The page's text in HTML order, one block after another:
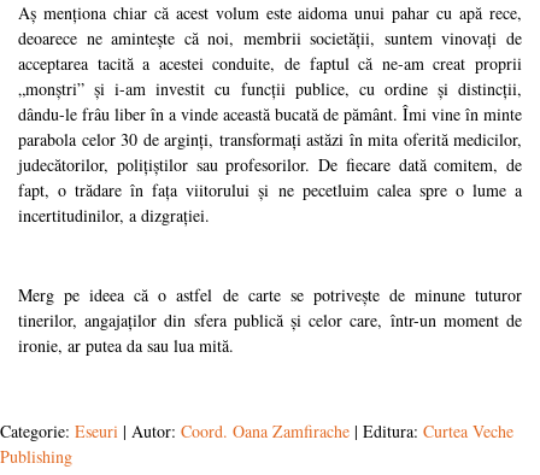
Aș menționa chiar că acest volum este aidoma unui pahar cu apă rece,
deoarece ne amintește că noi, membrii societății, suntem vinovați de
acceptarea tacită a acestei conduite, de faptul că ne-am creat proprii
„monștri” și i-am investit cu funcții publice, cu ordine și distincții,
dându-le frâu liber în a vinde această bucată de pământ. Îmi vine în minte
parabola celor 30 de arginți, transformați astăzi în mita oferită medicilor,
judecătorilor, polițiștilor sau profesorilor. De fiecare dată comitem, de
fapt, o trădare în fața viitorului și ne pecetluim calea spre o lume a
incertitudinilor, a dizgrației.
Merg pe ideea că o astfel de carte se potrivește de minune tuturor
tinerilor, angajaților din sfera publică și celor care, într-un moment de
ironie, ar putea da sau lua mită.
Categorie: Eseuri | Autor: Coord. Oana Zamfirache | Editura: Curtea Veche
Publishing